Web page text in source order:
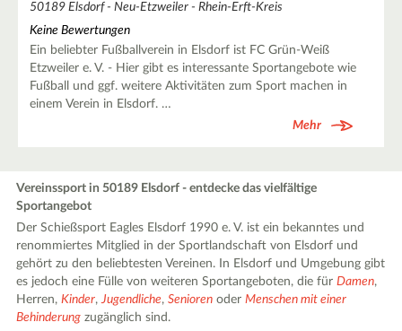
50189 Elsdorf - Neu-Etzweiler - Rhein-Erft-Kreis
Keine Bewertungen
Ein beliebter Fußballverein in Elsdorf ist FC Grün-Weiß
Etzweiler e. V. - Hier gibt es interessante Sportangebote wie
Fußball und ggf. weitere Aktivitäten zum Sport machen in
einem Verein in Elsdorf. …
Mehr
Vereinssport in 50189 Elsdorf - entdecke das vielfältige
Sportangebot
Der Schießsport Eagles Elsdorf 1990 e. V. ist ein bekanntes und
renommiertes Mitglied in der Sportlandschaft von Elsdorf und
gehört zu den beliebtesten Vereinen. In Elsdorf und Umgebung gibt
es jedoch eine Fülle von weiteren Sportangeboten, die fürDamen,
Herren,Kinder,Jugendliche,Senioren oderMenschen mit einer
Behinderung zugänglich sind.